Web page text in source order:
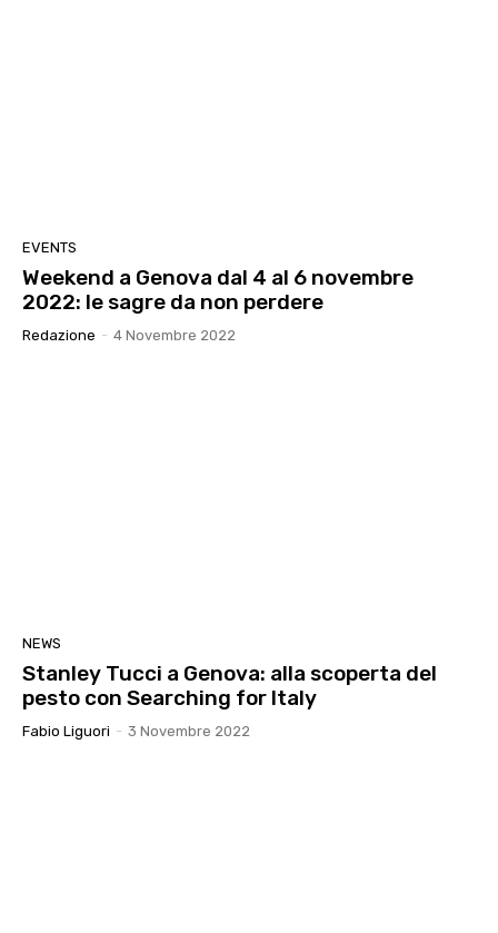
EVENTS
Weekend a Genova dal 4 al 6 novembre
2022: le sagre da non perdere
Redazione - 4 Novembre 2022
NEWS
Stanley Tucci a Genova: alla scoperta del
pesto con Searching for Italy
Fabio Liguori - 3 Novembre 2022